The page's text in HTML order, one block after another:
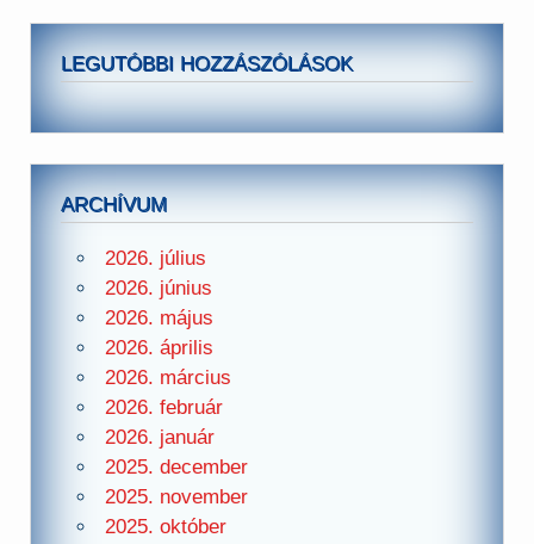
LEGUTÓBBI HOZZÁSZÓLÁSOK
ARCHÍVUM
2026. július
2026. június
2026. május
2026. április
2026. március
2026. február
2026. január
2025. december
2025. november
2025. október